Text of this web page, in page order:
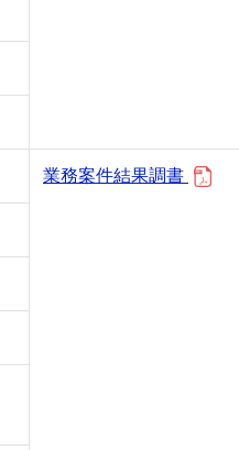
業務案件結果調書